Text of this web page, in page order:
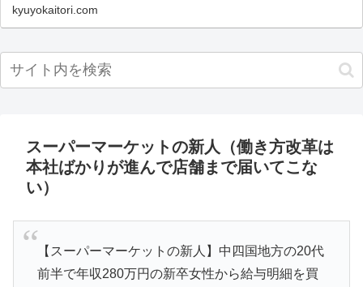
kyuyokaitori.com
スーパーマーケットの新人（働き方改革は
本社ばかりが進んで店舗まで届いてこな
い）
【スーパーマーケットの新人】中四国地方の20代
前半で年収280万円の新卒女性から給与明細を買